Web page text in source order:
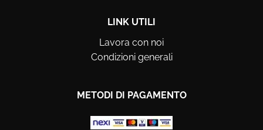
LINK UTILI
Lavora con noi
Condizioni generali
METODI DI PAGAMENTO